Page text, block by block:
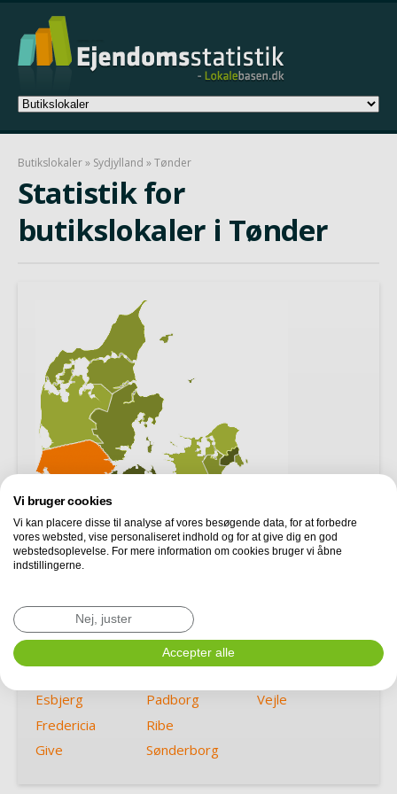
Butikslokaler» Sydjylland » Tønder
Statistik for
butikslokaler i Tønder
Augustenborg
Haderslev
Jelling
Esbjerg
Padborg
Vejle
Fredericia
Ribe
Give
Sønderborg
Vi bruger cookies
Vi kan placere disse til analyse af vores besøgende data, for at forbedre
vores websted, vise personaliseret indhold og for at give dig en god
webstedsoplevelse. For mere information om cookies bruger vi åbne
indstillingerne.
Nej, juster
Accepter alle